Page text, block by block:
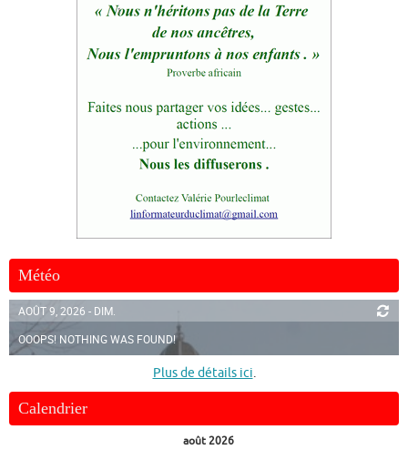
Météo
AOÛT 9, 2026 - DIM.
OOOPS! NOTHING WAS FOUND!
Plus de détails ici.
Calendrier
août 2026